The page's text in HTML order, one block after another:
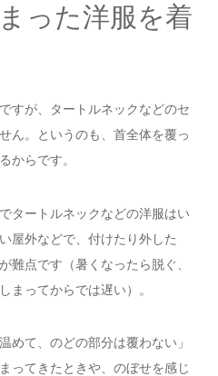
った洋服を着
すが、タートルネックなどのセ
ん。というのも、首全体を覆っ
からです。
タートルネックなどの洋服はい
屋外などで、付けたり外した
難点です（暑くなったら脱ぐ、
まってからでは遅い）。
めて、のどの部分は覆わない」
ってきたときや、のぼせを感じ